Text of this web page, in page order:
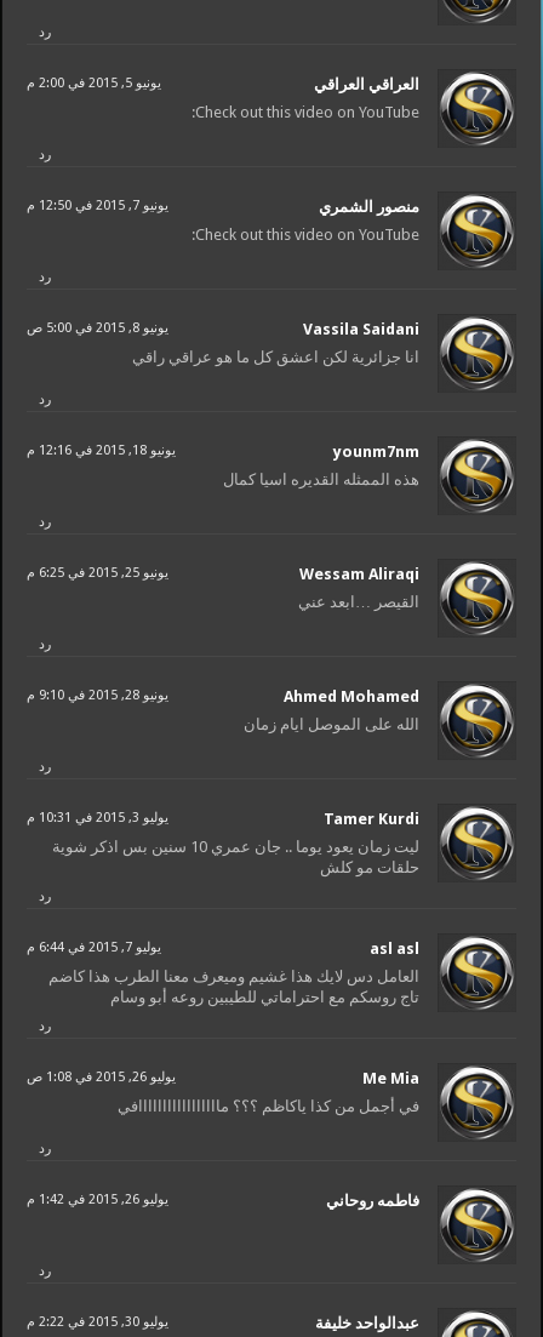
رد
العراقي العراقي يونيو 5, 2015 في 2:00 م
Check out this video on YouTube:
رد
‫منصور الشمري‬‎ يونيو 7, 2015 في 12:50 م
Check out this video on YouTube:
رد
Vassila Saidani يونيو 8, 2015 في 5:00 ص
انا جزائرية لكن اعشق كل ما هو عراقي راقي
رد
younm7nm يونيو 18, 2015 في 12:16 م
هذه الممثله القديره اسيا كمال
رد
Wessam Aliraqi يونيو 25, 2015 في 6:25 م
القيصر …ابعد عني
رد
Ahmed Mohamed يونيو 28, 2015 في 9:10 م
الله على الموصل ايام زمان
رد
Tamer Kurdi يوليو 3, 2015 في 10:31 م
ليت زمان يعود يوما .. جان عمري 10 سنين بس اذكر شوية
حلقات مو كلش
رد
asl asl يوليو 7, 2015 في 6:44 م
العامل دس لايك هذا غشيم وميعرف معنا الطرب هذا كاضم
تاج روسكم مع احتراماتي للطيبين روعه أبو وسام
رد
Me Mia يوليو 26, 2015 في 1:08 ص
في أجمل من كذا ياكاظم ؟؟؟ مااااااااااااااااافي
رد
‫فاطمه روحاني ‬‎ يوليو 26, 2015 في 1:42 م
رد
يوليو 30, 2015 في 2:22 م